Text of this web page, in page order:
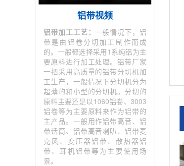
铝带视频
铝带加工工艺：一般情况下，铝
带是由铝卷分切加工制作而成
的。一般都选择采用1系纯铝为主
要原料进行加工处理。铝带厂家
一把采用高质量的铝带分切机加
工生产，一般情况下分切机分为
超薄的和小型的分切机。分切的
原料主要还是以1060铝卷、3003
铝卷等为主要原料来作为铝带的
主产品。一般用作铝带高音、铝
带话筒、铝带高音喇叭、铝带麦
克风、变压器铝带、散热器铝
带、耳机铝带等为主要使用场
景。